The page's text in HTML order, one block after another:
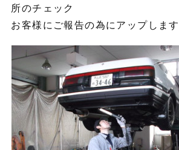
所のチェック
お客様にご報告の為にアップします